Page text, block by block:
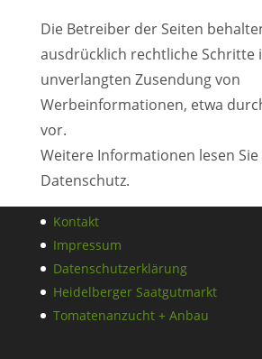
Die Betreiber der Seiten
ausdrücklich rechtliche Schritte
unverlangten Zusendung von
Werbeinformationen, etwa
vor.
Weitere Informationen lesen
Datenschutz.
Kontakt
Impressum
Datenschutzerklärung
Heidelberger Saatgutmarkt
Tomatenanzucht + Anbau